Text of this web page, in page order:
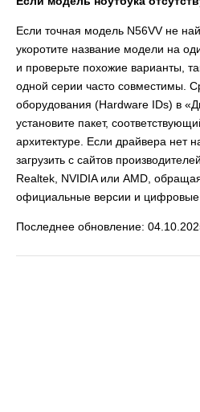
Если точная модель N56VV не
укоротите название модели на
и проверьте похожие варианты,
одной серии часто совместимы.
оборудования (Hardware IDs) в
установите пакет,
архитектуре. Если драйвера нет
загрузить с сайтов
Realtek, NVIDIA или AMD,
официальные версии и цифровые
Последнее обновление: